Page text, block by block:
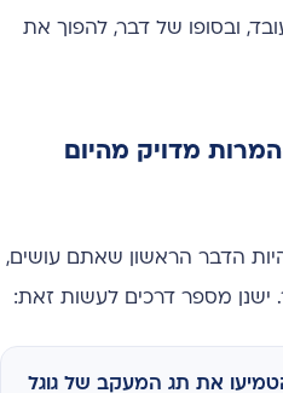
ובסופו של דבר, להפוך את
מדויק מהיום
הדבר הראשון שאתם עושים,
ישנן מספר דרכים לעשות זאת:
את תג המעקב של גוגל